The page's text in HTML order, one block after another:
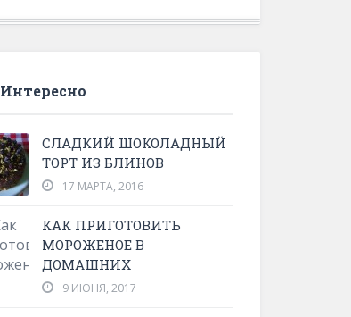
Интересно
СЛАДКИЙ ШОКОЛАДНЫЙ
ТОРТ ИЗ БЛИНОВ
17 МАРТА, 2016
КАК ПРИГОТОВИТЬ
МОРОЖЕНОЕ В
ДОМАШНИХ
9 ИЮНЯ, 2017